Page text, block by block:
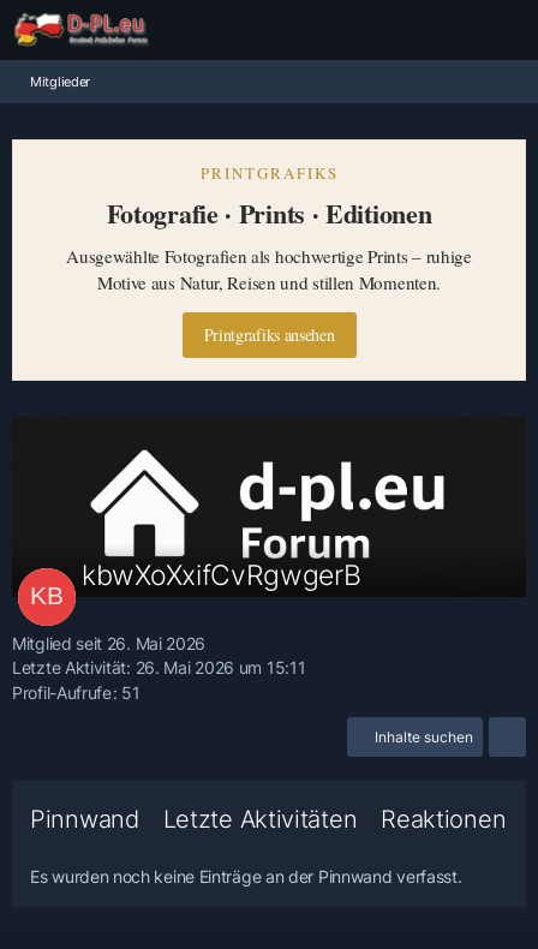
Mitglieder
PRINTGRAFIKS
Fotografie · Prints · Editionen
Ausgewählte Fotografien als hochwertige Prints – ruhige
Motive aus Natur, Reisen und stillen Momenten.
Printgrafiks ansehen
kbwXoXxifCvRgwgerB
Mitglied seit 26. Mai 2026
Letzte Aktivität: 26. Mai 2026 um 15:11
Profil-Aufrufe 51
Inhalte suchen
Pinnwand Letzte Aktivitäten Reaktionen
Es wurden noch keine Einträge an der Pinnwand verfasst.